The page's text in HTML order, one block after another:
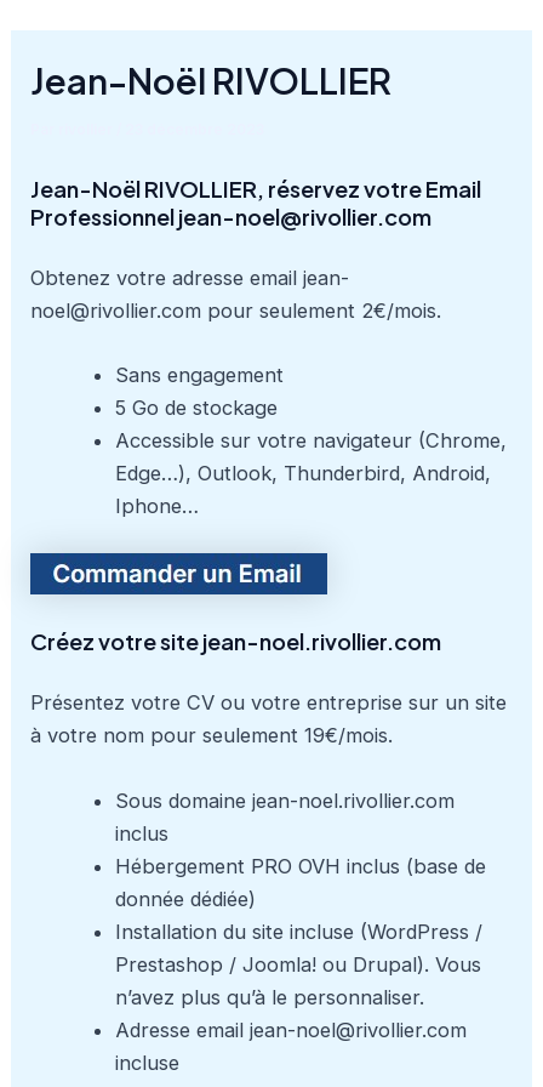
contenu
Jean-Noël RIVOLLIER
Jean-Noël RIVOLLIER, réservez votre Email
Professionnel jean-noel@rivollier.com
Obtenez votre adresse email jean-
noel@rivollier.com pour seulement 2€/mois.
Sans engagement
5 Go de stockage
Accessible sur votre navigateur (Chrome,
Edge…), Outlook, Thunderbird, Android,
Iphone…
Créez votre site jean-noel.rivollier.com
Présentez votre CV ou votre entreprise sur un site
à votre nom pour seulement 19€/mois.
Sous domaine jean-noel.rivollier.com
inclus
Hébergement PRO OVH inclus (base de
donnée dédiée)
Installation du site incluse (WordPress /
Prestashop / Joomla! ou Drupal). Vous
n’avez plus qu’à le personnaliser.
Adresse email jean-noel@rivollier.com
incluse